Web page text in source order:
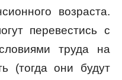
возраста.
перевестись с
труда на
(тогда они будут